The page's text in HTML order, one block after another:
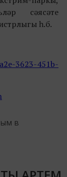
сәясәте
һ.б.
3623-451b-
в